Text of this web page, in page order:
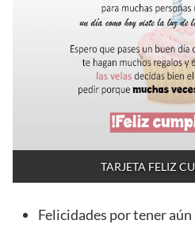
TARJETA FELIZ
Felicidades por tener